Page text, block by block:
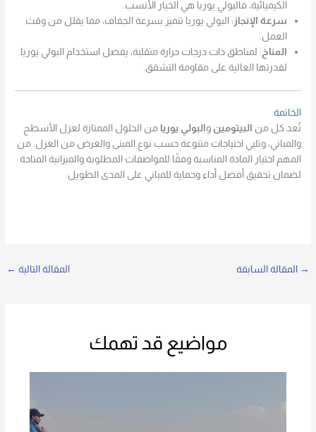
الكيميائية، فالبولي يوريا هي الخيار الأنسب.
سرعة الإنجاز : البولي يوريا تتميز بسرعة الجفاف، مما يقلل من وقت
العمل.
المناخ: لمناطق ذات درجات حرارة متقلبة، يفضل استخدام البولي يوريا
لقدرتها العالية على مقاومة التشقق.
الخاتمة
تُعد كل من البيتومين والبولي يوريا من الحلول الممتازة لعزل الأسطح
والمباني، وتلبي احتياجات متنوعة حسب نوع المبنى والغرض من العزل. من
المهم اختيار المادة المناسبة وفقًا للمواصفات المطلوبة والميزانية المتاحة
لضمان تحقيق أفضل أداء وحماية للمباني على المدى الطويل.
→ المقالة السابقة المقالة التالية ←
مواضيع قد تهمك